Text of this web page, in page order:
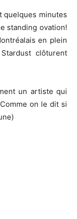
quelques minutes
standing ovation!
en plein
clôturent
un artiste qui
on le dit si